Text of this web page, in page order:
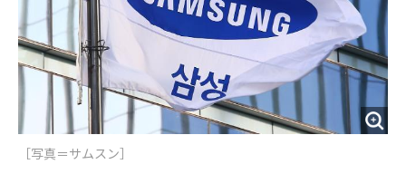
［写真＝サムスン］